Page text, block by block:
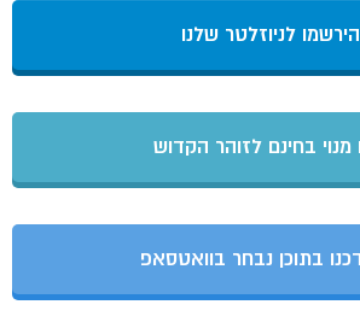
הירשמו לניוזלטר שלנו
מנוי בחינם לזוהר הקדוש
בתוכן נבחר בוואטסאפ